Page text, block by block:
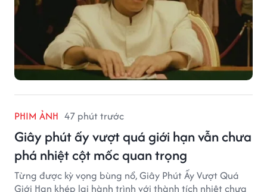
PHIM ẢNH 47 phút trước
Giây phút ấy vượt quá giới hạn vẫn chưa
phá nhiệt cột mốc quan trọng
Từng được kỳ vọng bùng nổ, Giây Phút Ấy Vượt Quá
Giới Hạn khép lại hành trình với thành tích nhiệt chưa